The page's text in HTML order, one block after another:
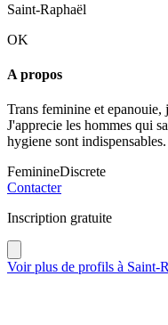
Saint-Raphaël
OK
A propos
Trans feminine et epanouie,
J'apprecie les hommes qui
hygiene sont
FeminineDiscrete
Contacter
Inscription gratuite
Voir plus de profils à Saint-